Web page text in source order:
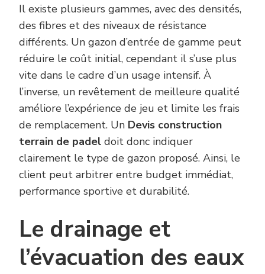
Il existe plusieurs gammes, avec des densités,
des fibres et des niveaux de résistance
différents. Un gazon d’entrée de gamme peut
réduire le coût initial, cependant il s’use plus
vite dans le cadre d’un usage intensif. À
l’inverse, un revêtement de meilleure qualité
améliore l’expérience de jeu et limite les frais
de remplacement. Un Devis construction
terrain de padel doit donc indiquer
clairement le type de gazon proposé. Ainsi, le
client peut arbitrer entre budget immédiat,
performance sportive et durabilité.
Le drainage et
l’évacuation des eaux